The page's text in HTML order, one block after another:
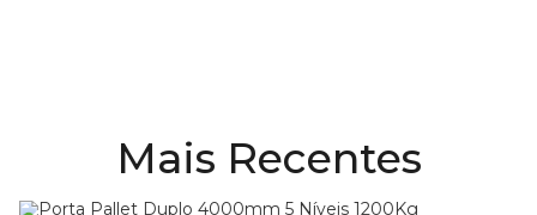
Mais Recentes